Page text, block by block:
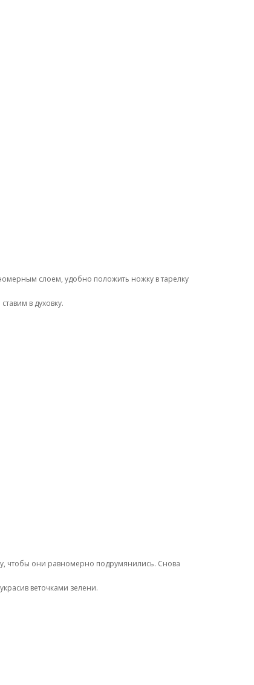
слоем, удобно положить ножку в тарелку
в духовку.
чтобы они равномерно подрумянились. Снова
веточками зелени.